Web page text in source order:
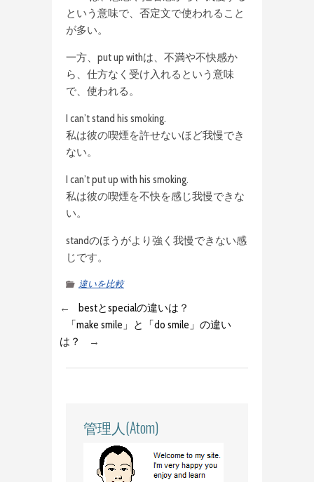
という意味で、否定文で使われること
が多い。
一方、put up withは、不満や不快感か
ら、仕方なく受け入れるという意味
で、使われる。
I can’t stand his smoking.
私は彼の喫煙を許せないほど我慢でき
ない。
I can’t put up with his smoking.
私は彼の喫煙を不快を感じ我慢できな
い。
standのほうがより強く我慢できない感
じです。
違いを比較
←
bestとspecialの違いは？
「make smile」と「do smile」の違い
は？
→
管理人(Atom)